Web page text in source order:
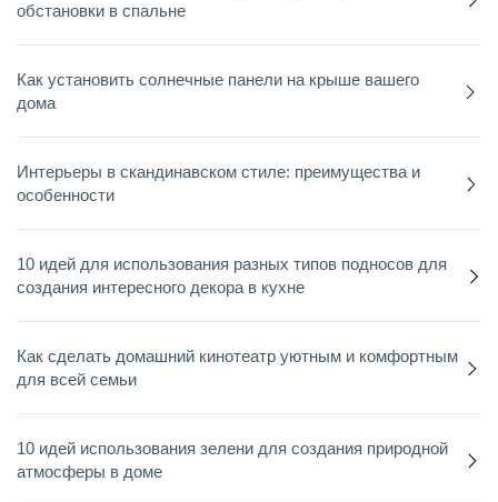
обстановки в спальне
Как установить солнечные панели на крыше вашего
дома
Интерьеры в скандинавском стиле: преимущества и
особенности
10 идей для использования разных типов подносов для
создания интересного декора в кухне
Как сделать домашний кинотеатр уютным и комфортным
для всей семьи
10 идей использования зелени для создания природной
атмосферы в доме